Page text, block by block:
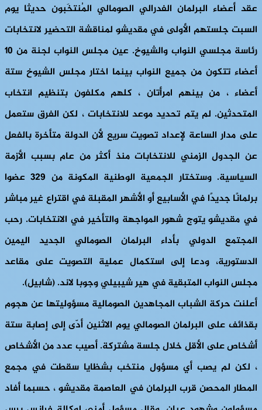
عقد أعضاء البرلمان الفدرالي الصومالي المُنتخَبون حديثا يوم
السبت جلستهم الأولى في مقديشو لمناقشة التحضير لانتخابات
رئاسة مجلسي النواب والشيوخ. عين مجلس النواب لجنة من 10
أعضاء تتكون من جميع النواب بينما اختار مجلس الشيوخ ستة
أعضاء ، من بينهم امرأتان ، كلهم مكلفون بتنظيم انتخاب
المتحدثين. لم يتم تحديد موعد للانتخابات ، لكن الفرق ستعمل
على مدار الساعة لإعداد تصويت سريع لأن الدولة متأخرة بالفعل
عن الجدول الزمني للانتخابات منذ أكثر من عام بسبب الأزمة
السياسية. وستختار الجمعية الوطنية المكونة من 329 عضوا
برلمانًا جديدًا في الأسابيع أو الأشهر المقبلة في اقتراع غير مباشر
في مقديشو يتوج شهور المواجهة والتأخير في الانتخابات. رحب
المجتمع الدولي بأداء البرلمان الصومالي الجديد اليمين
الدستورية، ودعا إلى استكمال عملية التصويت على مقاعد
مجلس النواب المتبقية في هير شيبيلي وجوبا لاند. (شابيل).
أعلنت حركة الشباب المجاهدين الصومالية مسؤوليتها عن هجوم
بقذائف على البرلمان الصومالي يوم الاثنين أدّى إلى إصابة ستة
أشخاص على الأقل خلال جلسة مشتركة. أصيب عدد من الأشخاص
، لكن لم يصب أي مسؤول منتخب بشظايا سقطت في مجمع
المطار المحصن قرب البرلمان في العاصمة مقديشو ، حسبما أفاد